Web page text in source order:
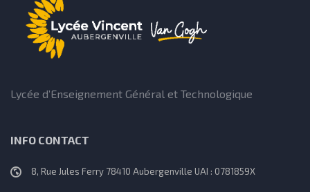
Lycée d’Enseignement Général et Technologique
INFO CONTACT
8, Rue Jules Ferry 78410 Aubergenville UAI : 0781859X